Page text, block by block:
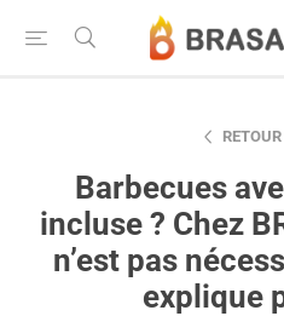
Barbecues
incluse ? Chez
n’est pas
explique